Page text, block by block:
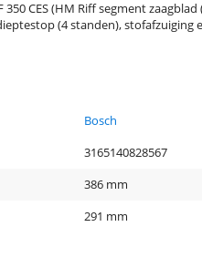
CES (HM Riff segment
(4 standen),
Bosch
3165140828567
386 mm
291 mm